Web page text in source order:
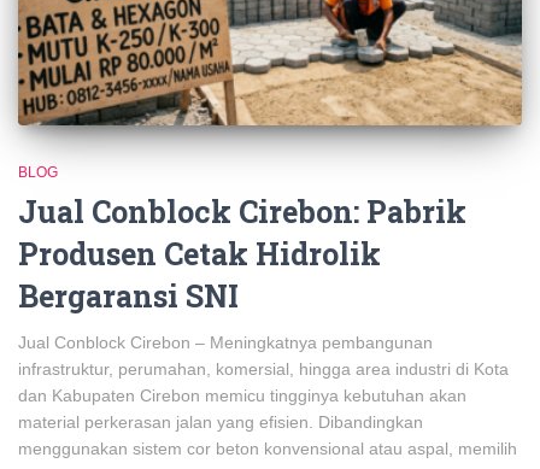
BLOG
Jual Conblock Cirebon: Pabrik
Produsen Cetak Hidrolik
Bergaransi SNI
Jual Conblock Cirebon – Meningkatnya pembangunan
infrastruktur, perumahan, komersial, hingga area industri di Kota
dan Kabupaten Cirebon memicu tingginya kebutuhan akan
material perkerasan jalan yang efisien. Dibandingkan
menggunakan sistem cor beton konvensional atau aspal, memilih